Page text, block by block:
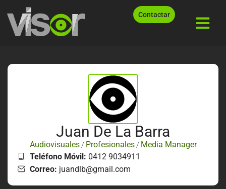
Contactar
Juan De La Barra
Audiovisuales/ Profesionales/ Media Manager
Teléfono Móvil: 0412 9034911
Correo: juandlb@gmail.com